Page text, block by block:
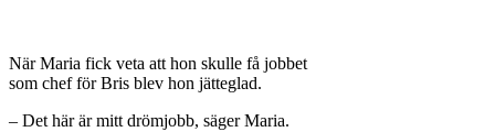
När Maria fick veta att hon skulle få jobbet
som chef för Bris blev hon jätteglad.
– Det här är mitt drömjobb, säger Maria.